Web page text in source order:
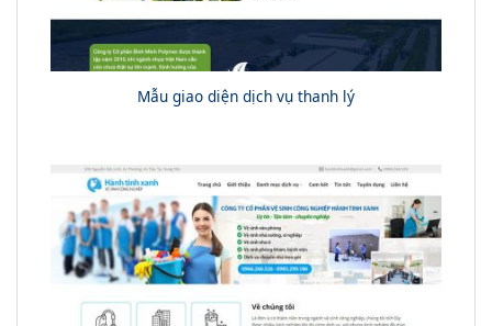
Mẫu giao diện dịch vụ thanh lý